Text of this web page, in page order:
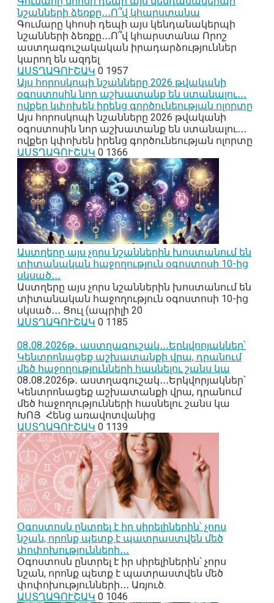
նշանների ձեռքը․․․Ո՞վ կհարստանա
Գումարը կհոսի դեպի այս կենդանակերպի
նշանների ձեռքը․․․Ո՞վ կհարստանա Որոշ
աստղագուշակական իրադարձություններ
կարող են ազդել
ԱՍՏՂԱԳՈՒՇԱԿ 0 1957
Այս հորոսկոպի նշանները 2026 թվականի
օգոստոսին նոր աշխատանք են ստանալու․․․
ովքեր կփոխեն իրենց գործունեության ոլորտը
Այս հորոսկոպի նշանները 2026 թվականի
օգոստոսին նոր աշխատանք են ստանալու․․․
ովքեր կփոխեն իրենց գործունեության ոլորտը
ԱՍՏՂԱԳՈՒՇԱԿ 0 1366
Աստղերը այս չորս նշաններին խոստանում են
տիտանական հաջողություն օգոստոսի 10-ից
սկսած․․․
Աստղերը այս չորս նշաններին խոստանում են
տիտանական հաջողություն օգոստոսի 10-ից
սկսած․․․ Ցուլ (ապրիլի 20
ԱՍՏՂԱԳՈՒՇԱԿ 0 1185
08․08․2026թ․ աստղագուշակ․․․Երկվորյակներ՝
Կենտրոնացեք աշխատանքի վրա, դրանում
մեծ հաջողությունների հասնելու շանս կա
08․08․2026թ․ աստղագուշակ․․․Երկվորյակներ՝
Կենտրոնացեք աշխատանքի վրա, դրանում
մեծ հաջողությունների հասնելու շանս կա
ԽՈՅ Հենց առավոտվանից
ԱՍՏՂԱԳՈՒՇԱԿ 0 1139
Օգոստոսն ընտրել է իր սիրելիներին՝ չորս
նշան, որոնք պետք է պատրաստվեն մեծ
փոփոխությունների․․․
Օգոստոսն ընտրել է իր սիրելիներին՝ չորս
նշան, որոնք պետք է պատրաստվեն մեծ
փոփոխությունների․․․ Առյուծ.
ԱՍՏՂԱԳՈՒՇԱԿ 0 1046